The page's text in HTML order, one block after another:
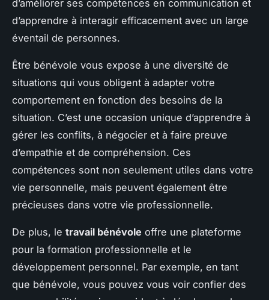
d’améliorer ses compétences en communication et
d’apprendre à interagir efficacement avec un large
éventail de personnes.
Être bénévole vous expose à une diversité de
situations qui vous obligent à adapter votre
comportement en fonction des besoins de la
situation. C’est une occasion unique d’apprendre à
gérer les conflits, à négocier et à faire preuve
d’empathie et de compréhension. Ces
compétences sont non seulement utiles dans votre
vie personnelle, mais peuvent également être
précieuses dans votre vie professionnelle.
De plus, le travail bénévole offre une plateforme
pour la formation professionnelle et le
développement personnel. Par exemple, en tant
que bénévole, vous pouvez vous voir confier des